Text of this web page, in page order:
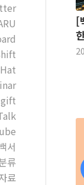
[
gift
서
류
료